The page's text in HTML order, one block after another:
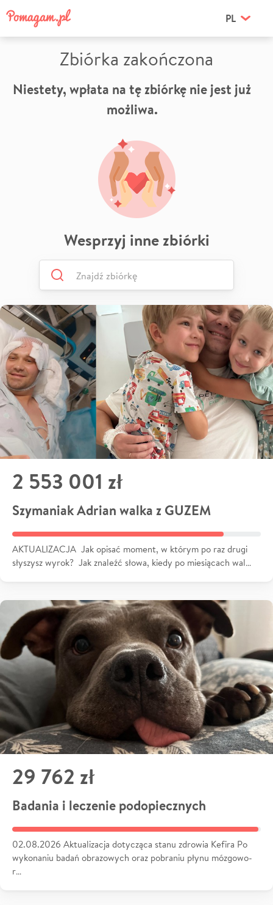
PL
Zbiórka zakończona
Niestety, wpłata na tę zbiórkę nie jest już
możliwa.
Wesprzyj inne zbiórki
2 553 001 zł
Szymaniak Adrian walka z GUZEM
AKTUALIZACJA Jak opisać moment, w którym po raz drugi
słyszysz wyrok? Jak znaleźć słowa, kiedy po miesiącach wal…
29 762 zł
Badania i leczenie podopiecznych
02.08.2026 Aktualizacja dotycząca stanu zdrowia Kefira Po
wykonaniu badań obrazowych oraz pobraniu płynu mózgowo-
r…